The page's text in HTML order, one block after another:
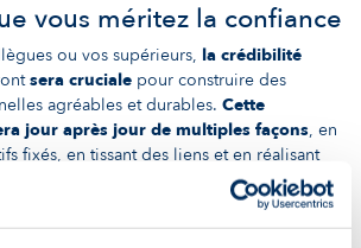
vous méritez la confiance
ou vos supérieurs, la crédibilité
sera cruciale pour construire des
agréables et durables. Cette
jour après jour de multiples façons, en
fixés, en tissant des liens et en réalisant
ouvertement